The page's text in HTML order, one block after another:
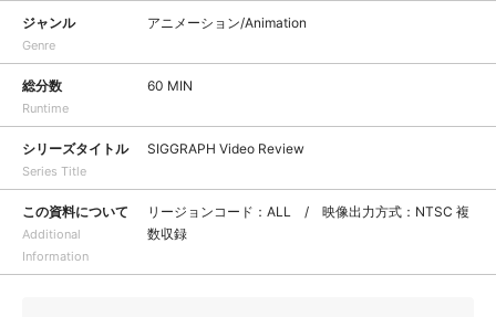
ジャンル
Genre
アニメーション/Animation
総分数
Runtime
60 MIN
シリーズタイトル
Series Title
SIGGRAPH Video Review
この資料について
Additional
Information
リージョンコード：ALL / 映像出力方式：NTSC 複
数収録